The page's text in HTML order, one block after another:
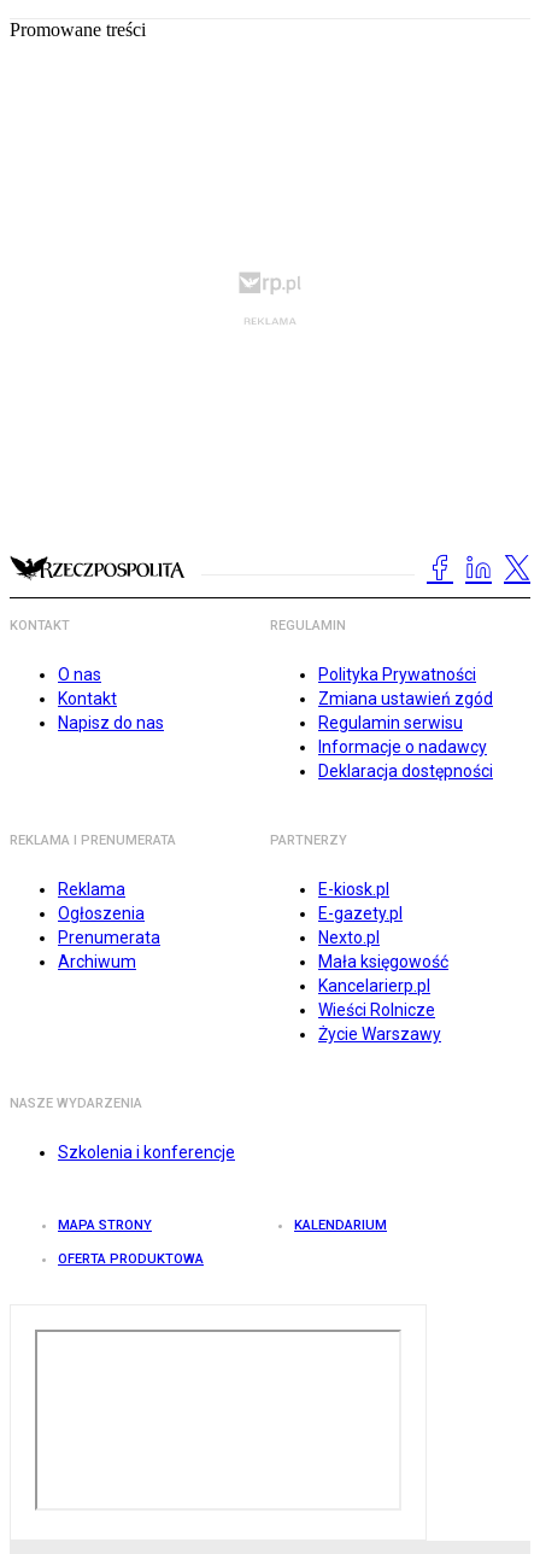
Promowane treści
KONTAKT
O nas
Kontakt
Napisz do nas
REGULAMIN
Polityka Prywatności
Zmiana ustawień zgód
Regulamin serwisu
Informacje o nadawcy
Deklaracja dostępności
REKLAMA I PRENUMERATA
Reklama
Ogłoszenia
Prenumerata
Archiwum
PARTNERZY
E-kiosk.pl
E-gazety.pl
Nexto.pl
Mała księgowość
Kancelarierp.pl
Wieści Rolnicze
Życie Warszawy
NASZE WYDARZENIA
Szkolenia i konferencje
MAPA STRONY KALENDARIUM
OFERTA PRODUKTOWA